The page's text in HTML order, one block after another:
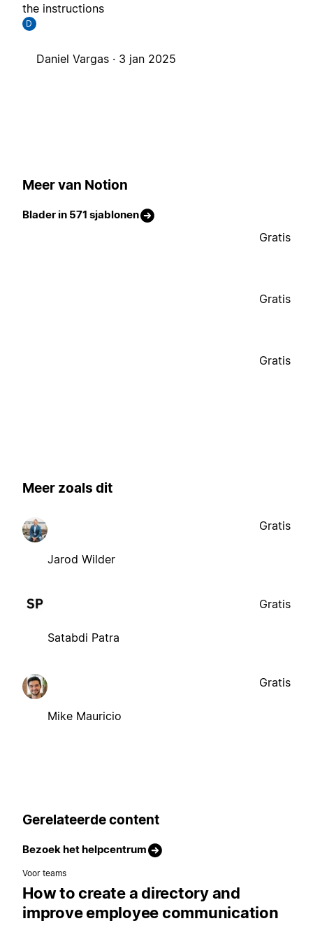
the instructions
D
Daniel Vargas · 3 jan 2025
Meer van Notion
Blader in 571 sjablonen
Gratis
Gratis
Gratis
Meer zoals dit
Jarod Wilder
Gratis
Satabdi Patra
Gratis
Mike Mauricio
Gratis
Gerelateerde content
Bezoek het helpcentrum
Voor teams
How to create a directory and
improve employee communication